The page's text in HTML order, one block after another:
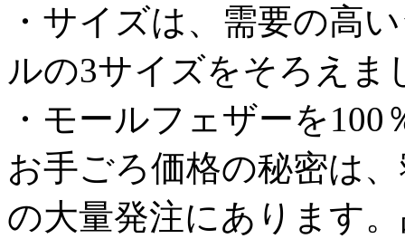
・サイズは、需要の高
ルの3サイズをそろえま
・モールフェザーを
お手ごろ価格の秘密は
の大量発注にあります